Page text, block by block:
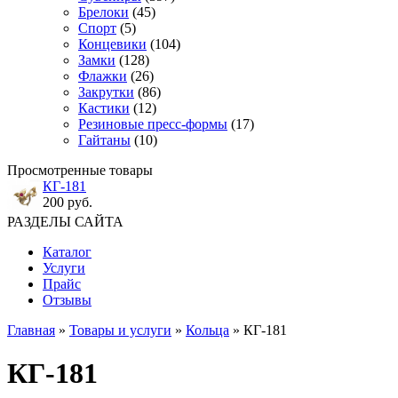
Брелоки (45)
Спорт (5)
Концевики (104)
Замки (128)
Флажки (26)
Закрутки (86)
Кастики (12)
Резиновые пресс-формы (17)
Гайтаны (10)
Просмотренные товары
КГ-181
200 руб.
РАЗДЕЛЫ САЙТА
Каталог
Услуги
Прайс
Отзывы
Главная » Товары и услуги » Кольца » КГ-181
КГ-181